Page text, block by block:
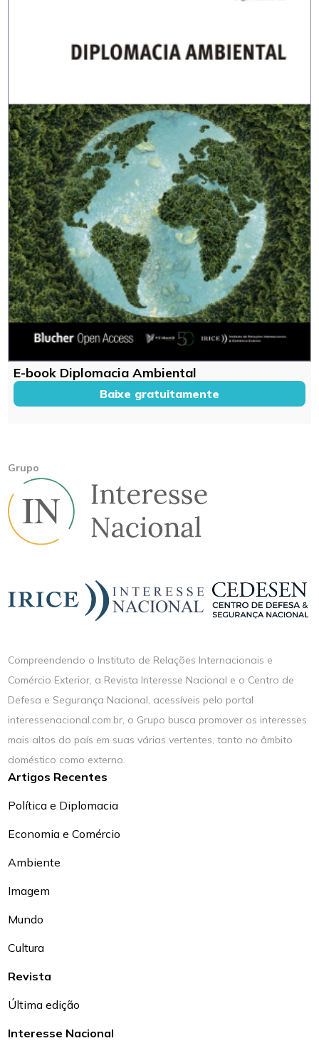
E-book Diplomacia Ambiental
Baixe gratuitamente
Grupo
Compreendendo o Instituto de Relações Internacionais e
Comércio Exterior, a Revista Interesse Nacional e o Centro de
Defesa e Segurança Nacional, acessíveis pelo portal
interessenacional.com.br, o Grupo busca promover os interesses
mais altos do país em suas várias vertentes, tanto no âmbito
doméstico como externo.
Artigos Recentes
Política e Diplomacia
Economia e Comércio
Ambiente
Imagem
Mundo
Cultura
Revista
Última edição
Interesse Nacional